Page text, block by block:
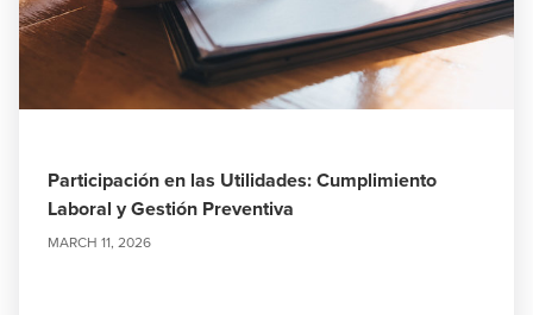
Participación en las Utilidades: Cumplimiento
Laboral y Gestión Preventiva
MARCH 11, 2026